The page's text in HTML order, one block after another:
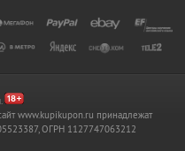
www.kupikupon.ru принадлежат
ОГРН 1127747063212